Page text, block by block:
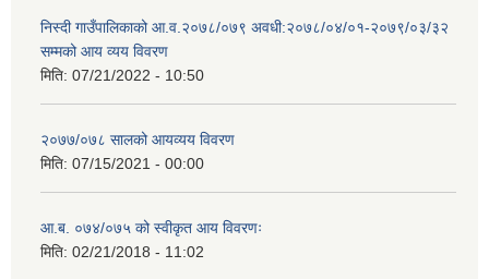
निस्दी गाउँपालिकाको आ.व.२०७८/०७९ अवधी:२०७८/०४/०१-२०७९/०३/३२
सम्मको आय व्यय विवरण
मिति: 07/21/2022 - 10:50
२०७७/०७८ सालको आयव्यय विवरण
मिति: 07/15/2021 - 00:00
आ.ब. ०७४/०७५ को स्वीकृत आय विवरणः
मिति: 02/21/2018 - 11:02